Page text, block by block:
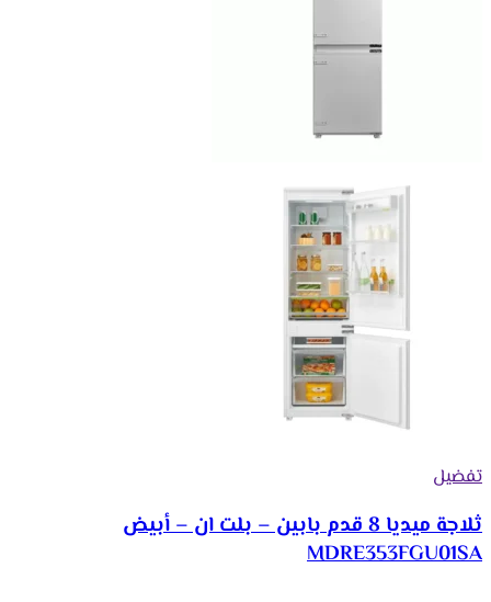
تفضيل
ثلاجة ميديا 8 قدم بابين – بلت ان – أبيض
MDRE353FGU01SA